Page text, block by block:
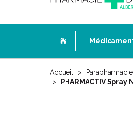
Accueil Parapharmacie
PHARMACTIV